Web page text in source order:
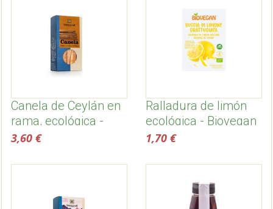
Canela de Ceylán en
rama, ecológica -
Sonnentor
3,60 €
Ralladura de limón
ecológica - Biovegan
1,70 €